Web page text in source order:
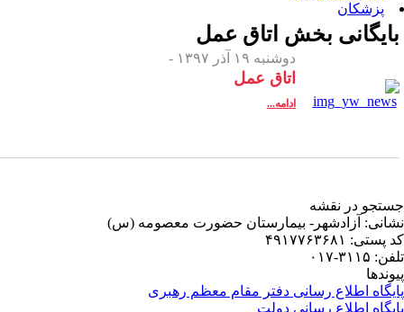
پزشکان
بخشاتاق عمل
دوشنبه ۱۹ آذر ۱۳۹۷ -
اتاق عمل
ادامه...
در نقشه
آزادشهر- بیمارستان حضورت معصومه (س)
۴۹۱۷۷۶۳۶۸۱
۳۱۱۵-۰۱۷
اطلاع رسانی دفتر مقام معظم رهبری
اطلاع رسانی دولت